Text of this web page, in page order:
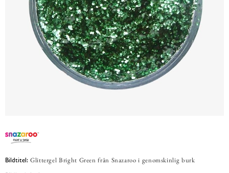
Bildtitel: Glittergel Bright Green från Snazaroo i genomskinlig burk